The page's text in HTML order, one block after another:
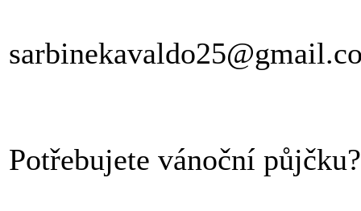
Potřebujete vánoční půjčku?